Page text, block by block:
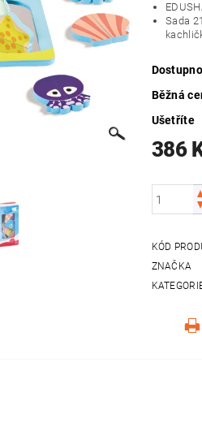
Sada
Běžná
Ušetříte
386
KÓD
ZNAČKA